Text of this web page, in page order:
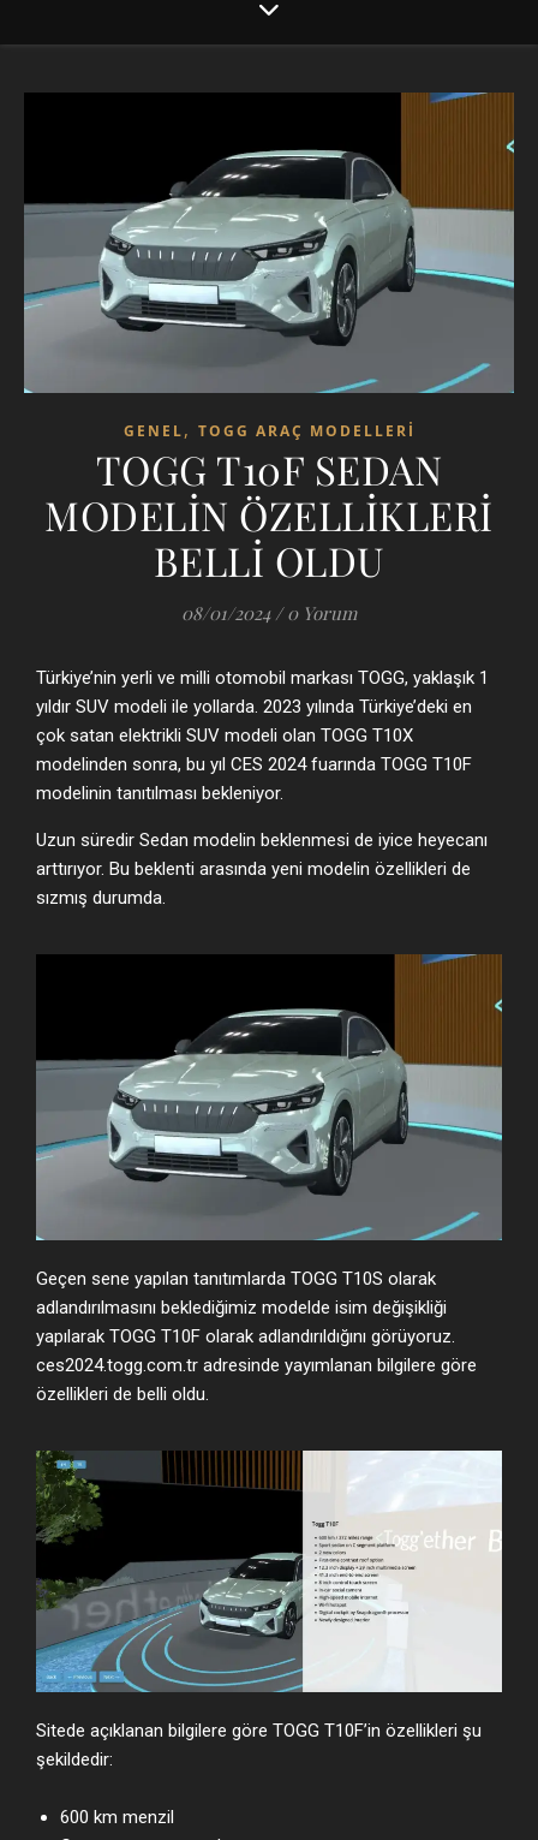
GENEL, TOGG ARAÇ MODELLERI
TOGG T10F SEDAN
MODELİN ÖZELLİKLERİ
BELLİ OLDU
08/01/2024 / 0 Yorum
Türkiye’nin yerli ve milli otomobil markası TOGG, yaklaşık 1
yıldır SUV modeli ile yollarda. 2023 yılında Türkiye’deki en
çok satan elektrikli SUV modeli olan TOGG T10X
modelinden sonra, bu yıl CES 2024 fuarında TOGG T10F
modelinin tanıtılması bekleniyor.
Uzun süredir Sedan modelin beklenmesi de iyice heyecanı
arttırıyor. Bu beklenti arasında yeni modelin özellikleri de
sızmış durumda.
Geçen sene yapılan tanıtımlarda TOGG T10S olarak
adlandırılmasını beklediğimiz modelde isim değişikliği
yapılarak TOGG T10F olarak adlandırıldığını görüyoruz.
ces2024.togg.com.tr adresinde yayımlanan bilgilere göre
özellikleri de belli oldu.
Sitede açıklanan bilgilere göre TOGG T10F’in özellikleri şu
şekildedir:
600 km menzil